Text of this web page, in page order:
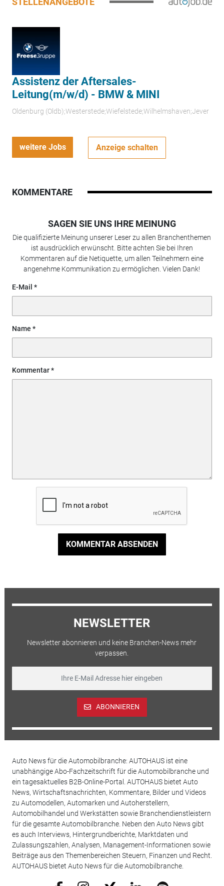
Assistenz der Aftersales-
Leitung(m/w/d) - BMW & MINI
Oldenburg (Oldb);Westerstede;Wiefelstede;Wilhelmshaven;Jever
weitere Jobs Anzeige schalten
KOMMENTARE
SAGEN SIE UNS IHRE MEINUNG
Die qualifizierte Meinung unserer Leser zu allen Branchenthemen
ist ausdrücklich erwünscht. Bitte achten Sie bei Ihren
Kommentaren auf die Netiquette, um allen Teilnehmern eine
angenehme Kommunikation zu ermöglichen. Vielen Dank!
E-Mail
Name
Kommentar
KOMMENTAR ABSENDEN
NEWSLETTER
Newsletter abonnieren und keine Branchen-News mehr
verpassen.
ABONNIEREN
Auto News für die Automobilbranche: AUTOHAUS ist eine
unabhängige Abo-Fachzeitschrift für die Automobilbranche und
ein tagesaktuelles B2B-Online-Portal. AUTOHAUS bietet Auto
News, Wirtschaftsnachrichten, Kommentare, Bilder und Videos
zu Automodellen, Automarken und Autoherstellern,
Automobilhandel und Werkstätten sowie Branchendienstleistern
für die gesamte Automobilbranche. Neben den Auto News gibt
es auch Interviews, Hintergrundberichte, Marktdaten und
Zulassungszahlen, Analysen, Management-Informationen sowie
Beiträge aus den Themenbereichen Steuern, Finanzen und Recht.
AUTOHAUS bietet Auto News für die Automobilbranche.